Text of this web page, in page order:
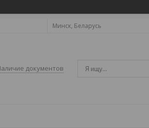
Минск, Беларусь
документов